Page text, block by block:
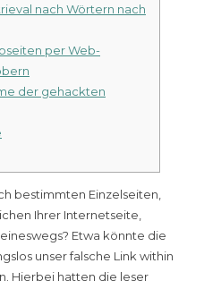
nach Wörtern nach
per Web-
der gehackten
bestimmten Einzelseiten,
Ihrer Internetseite,
Etwa könnte die
unser falsche Link within
Hierbei hatten die leser